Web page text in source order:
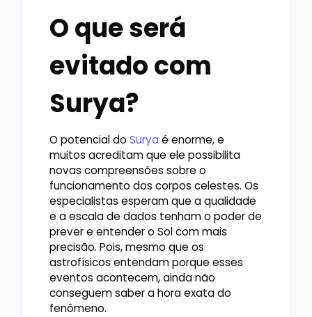
O que será
evitado com
Surya?
O potencial do Surya é enorme, e
muitos acreditam que ele possibilita
novas compreensões sobre o
funcionamento dos corpos celestes. Os
especialistas esperam que a qualidade
e a escala de dados tenham o poder de
prever e entender o Sol com mais
precisão. Pois, mesmo que os
astrofísicos entendam porque esses
eventos acontecem, ainda não
conseguem saber a hora exata do
fenômeno.